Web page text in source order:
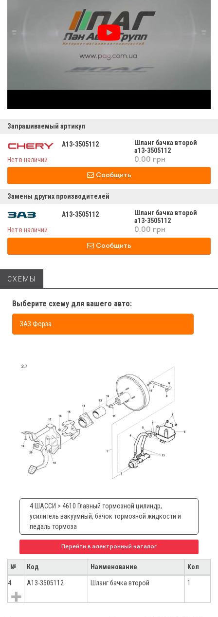
Запрашиваемый артикул
A13-3505112
Шланг бачка второй
а13-3505112
Нет в наличии
0.00 грн
Сообщить
Замены других производителей
A13-3505112
Шланг бачка второй
а13-3505112
Нет в наличии
0.00 грн
Сообщить
СХЕМЫ
Выберите схему для вашего авто:
ЗАЗ Форза
4 ШАССИ > 4610 Главный тормозной цилиндр,
усилитель вакуумный, бачок тормозной жидкости и
педаль тормоза
Перейти в электронный каталог
№ Код Наименование Кол
4 A13-3505112 Шланг бачка второй 1